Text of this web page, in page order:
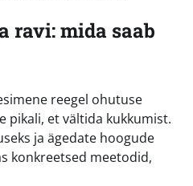
ravi: mida saab
reegel ohutuse
pikali, et vältida kukkumist.
ja ägedate hoogude
konkreetsed meetodid,